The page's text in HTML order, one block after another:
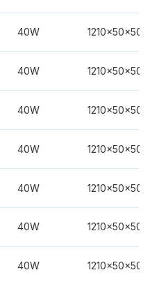
40W
40W
40W
40W
40W
40W
40W